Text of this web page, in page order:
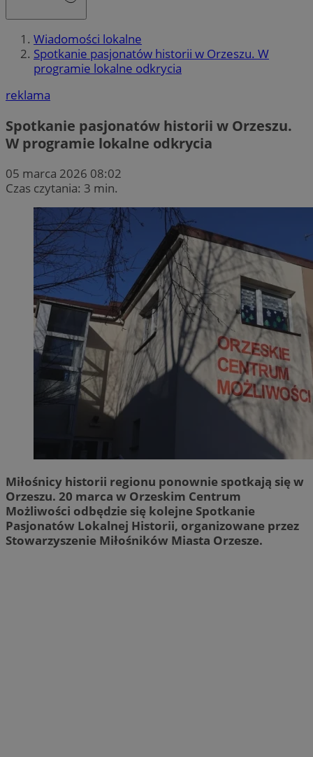
Wiadomości lokalne
Spotkanie pasjonatów historii w Orzeszu. W
programie lokalne odkrycia
reklama
Spotkanie pasjonatów historii w Orzeszu.
W programie lokalne odkrycia
05 marca 2026 08:02
Czas czytania: 3 min.
Miłośnicy historii regionu ponownie spotkają się w
Orzeszu. 20 marca w Orzeskim Centrum
Możliwości odbędzie się kolejne Spotkanie
Pasjonatów Lokalnej Historii, organizowane przez
Stowarzyszenie Miłośników Miasta Orzesze.